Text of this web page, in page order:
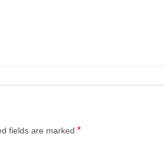
fields are marked *